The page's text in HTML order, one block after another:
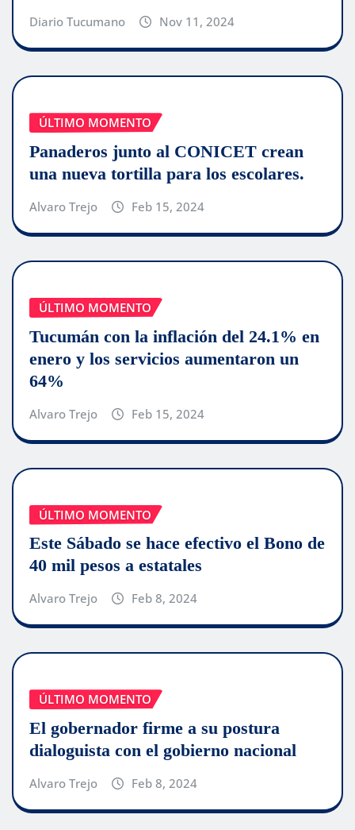
Diario Tucumano Nov 11, 2024
ÚLTIMO MOMENTO
Panaderos junto al CONICET crean
una nueva tortilla para los escolares.
Alvaro Trejo Feb 15, 2024
ÚLTIMO MOMENTO
Tucumán con la inflación del 24.1% en
enero y los servicios aumentaron un
64%
Alvaro Trejo Feb 15, 2024
ÚLTIMO MOMENTO
Este Sábado se hace efectivo el Bono de
40 mil pesos a estatales
Alvaro Trejo Feb 8, 2024
ÚLTIMO MOMENTO
El gobernador firme a su postura
dialoguista con el gobierno nacional
Alvaro Trejo Feb 8, 2024